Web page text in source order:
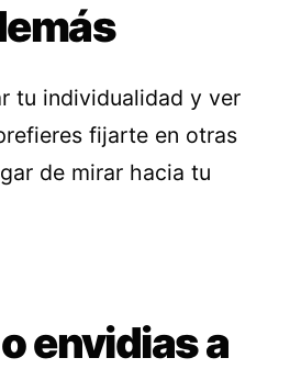
tu individualidad y ver
fijarte en otras
de mirar hacia tu
envidias a